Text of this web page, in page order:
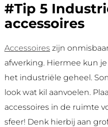
#Tip 5
accessoires
Accessoires zijn
afwerking. Hiermee kun
het industriële geheel.
look wat kil aanvoelen.
accessoires in de ruimte
sfeer! Denk hierbij aan